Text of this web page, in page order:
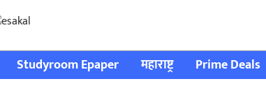
Studyroom Epaper महाराष्ट्र Prime Deals